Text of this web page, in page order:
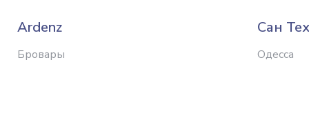
Ardenz
Бровары
Сан
Одесса